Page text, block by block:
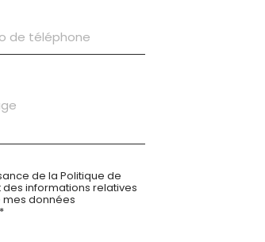
de la Politique de
informations relatives
données